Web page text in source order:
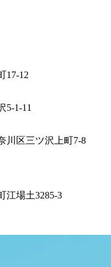
17-12
5-1-11
川区三ツ沢上町7-8
江場土3285-3